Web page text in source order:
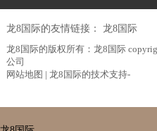
龙8国际的友情链接： 龙8国际
龙8国际的版权所有：龙8国际
公司
网站地图 | 龙8国际的技术支持-